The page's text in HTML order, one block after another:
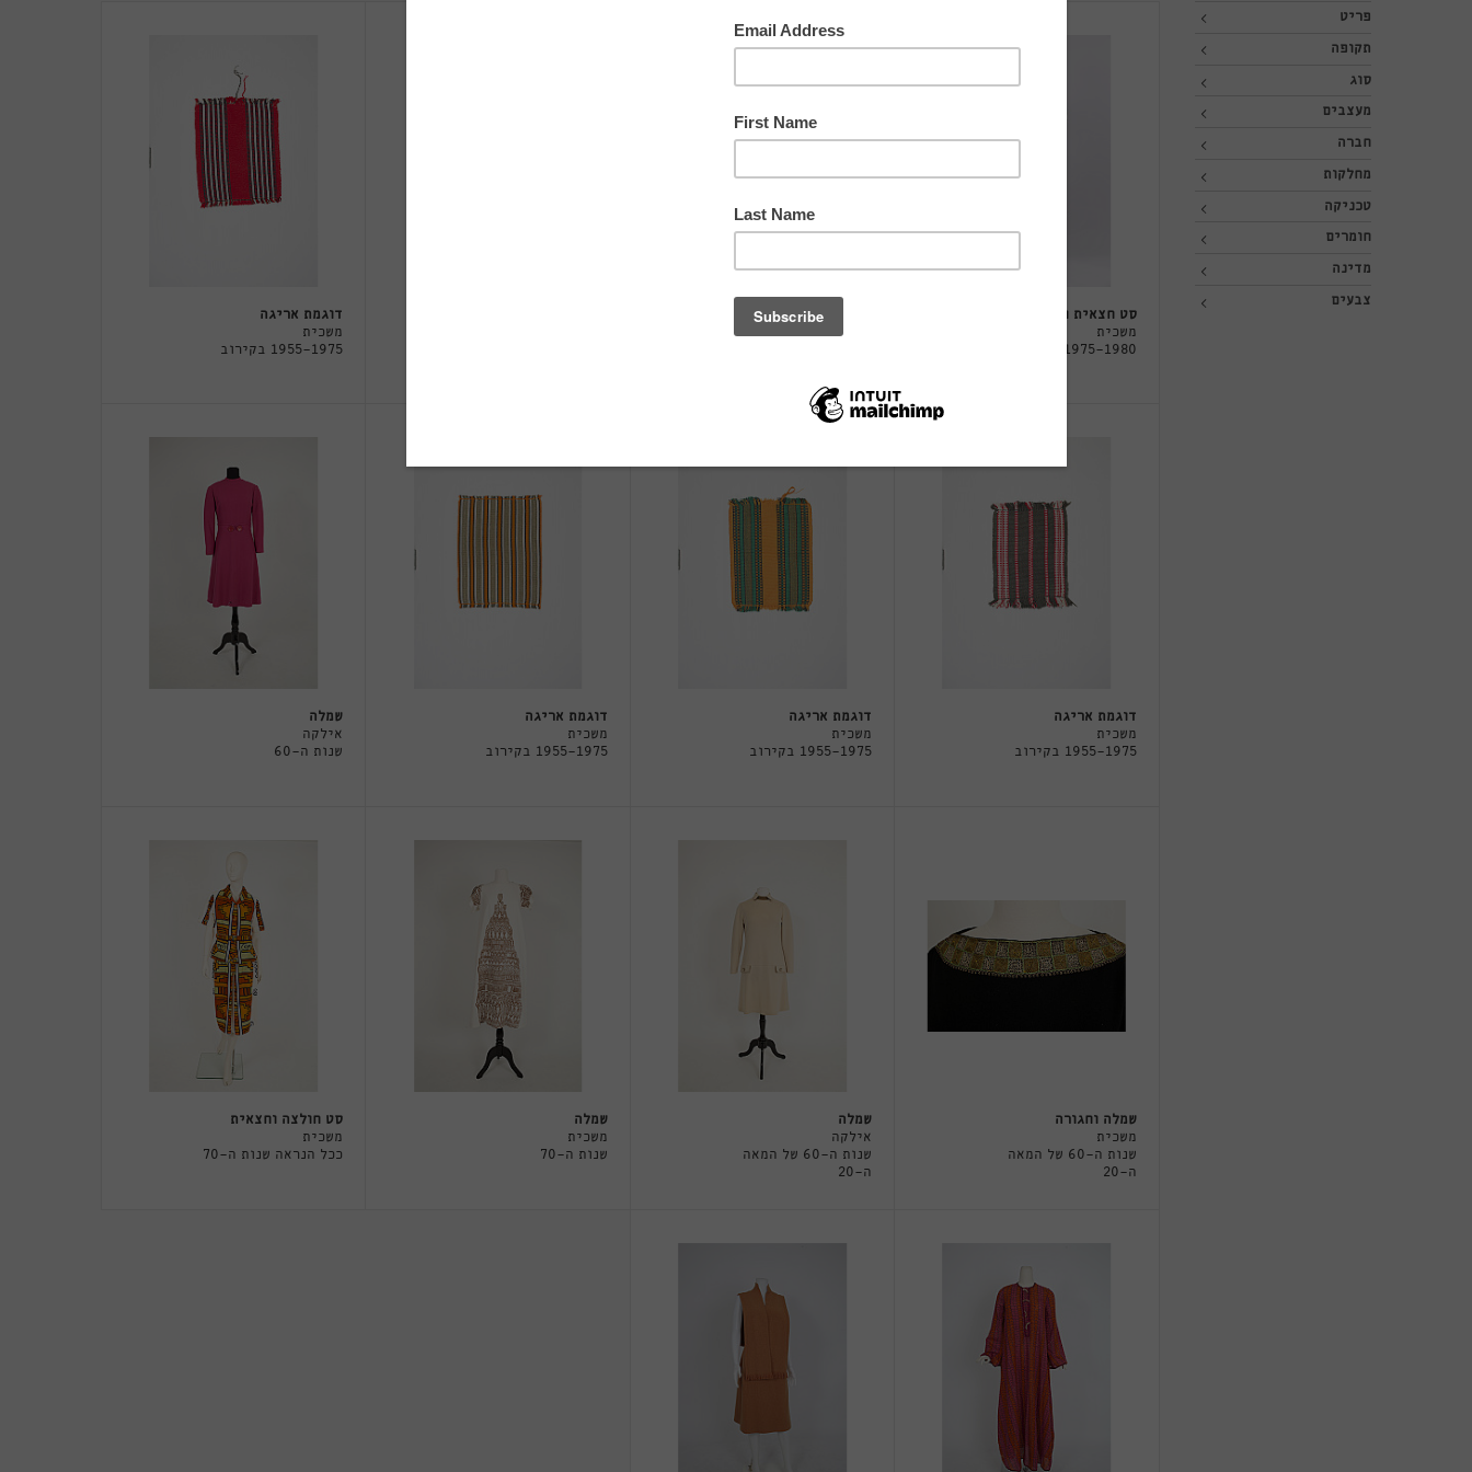
פריט
תקופה
סוג
מעצבים
חברה
מחלקות
טכניקה
חומרים
מדינה
צבעים
סט חצאית וחולצה
משכית
1975-1980
משכית
דוגמת אריגה
משכית
1955-1975 בקירוב
דוגמת אריגה
משכית
1955-1975 בקירוב
דוגמת אריגה
משכית
1955-1975 בקירוב
דוגמת אריגה
משכית
1955-1975 בקירוב
שמלה
אילקה
שנות ה-60
שמלה וחגורה
משכית
שנות ה-60 של המאה
ה-20
שמלה
אילקה
שנות ה-60 של המאה
ה-20
שמלה
משכית
שנות ה-70
סט חולצה וחצאית
משכית
ככל הנראה שנות ה-70